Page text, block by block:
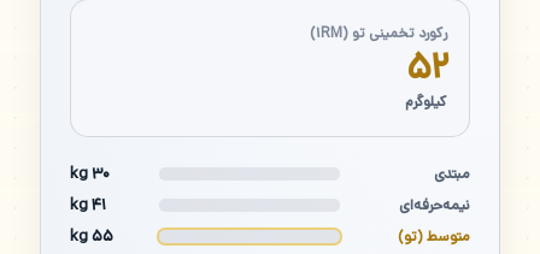
رکورد تخمینی تو (۱RM)
۵۲
کیلوگرم
مبتدی ۳۰ kg
نیمه‌حرفه‌ای ۴۱ kg
متوسط (تو) ۵۵ kg